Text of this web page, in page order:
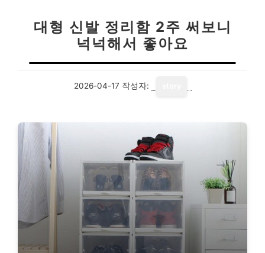
대형 신발 정리함 2주 써보니
넉넉해서 좋아요
2026-04-17 작성자: